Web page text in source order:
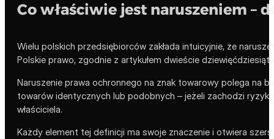
Co właściwie jest naruszeniem –
Wielu polskich przedsiębiorców zakłada intuicyjnie, że
Polskie prawo, zgodnie z artykułem dwieście
Naruszenie prawa ochronnego na znak towarowy polega na
towarów identycznych lub podobnych – jeżeli zachodzi
właściciela.
Każdy element tej definicji ma swoje znaczenie i otwiera